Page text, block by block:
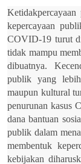
kepercayaan
COVID-19 turut
tidak mampu
dibuatnya.
publik yang
maupun kultural
penurunan kasus
dana bantuan
publik dalam
membentuk
kebijakan